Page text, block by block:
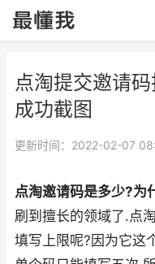
点淘提交邀请
成功截图
更新时间：2022-02-07
点淘邀请码是多少?为
刷到擅长的领域了.点
填写上限呢?因为它这